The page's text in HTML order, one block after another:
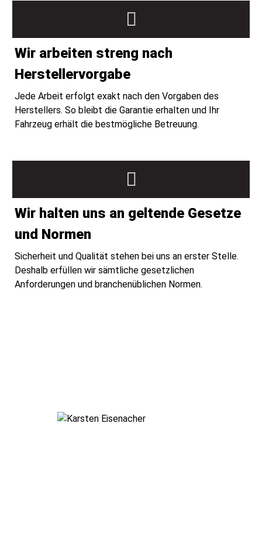
Wir arbeiten streng nach
Herstellervorgabe
Jede Arbeit erfolgt exakt nach den Vorgaben des
Herstellers. So bleibt die Garantie erhalten und Ihr
Fahrzeug erhält die bestmögliche Betreuung.
Wir halten uns an geltende Gesetze
und Normen
Sicherheit und Qualität stehen bei uns an erster Stelle.
Deshalb erfüllen wir sämtliche gesetzlichen
Anforderungen und branchenüblichen Normen.